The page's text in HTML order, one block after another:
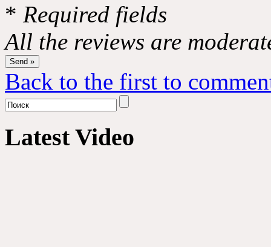
* Required fields
All the reviews are
Back to the first to
Latest Video